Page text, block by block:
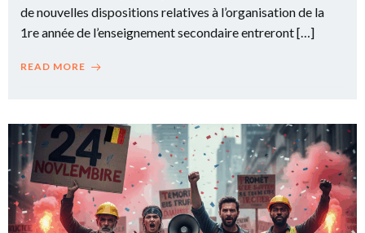
de nouvelles dispositions relatives à l’organisation de la
1re année de l’enseignement secondaire entreront […]
READ MORE